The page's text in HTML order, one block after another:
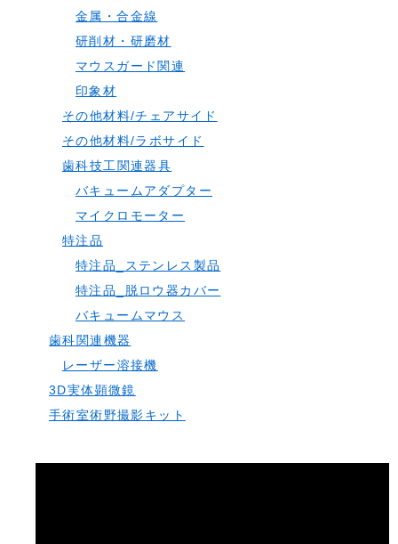
金属・合金線
研削材・研磨材
マウスガード関連
印象材
その他材料/チェアサイド
その他材料/ラボサイド
歯科技工関連器具
バキュームアダプター
マイクロモーター
特注品
特注品_ステンレス製品
特注品_脱ロウ器カバー
バキュームマウス
歯科関連機器
レーザー溶接機
3D実体顕微鏡
手術室術野撮影キット